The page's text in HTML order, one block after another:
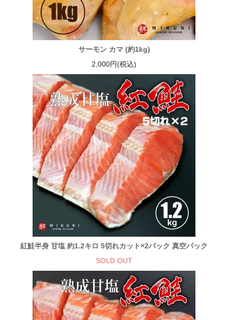
サーモン カマ (約1kg)
2,000円(税込)
紅鮭半身 甘塩 約1.2キロ 5切れカット×2パック 真空パック
SOLD OUT